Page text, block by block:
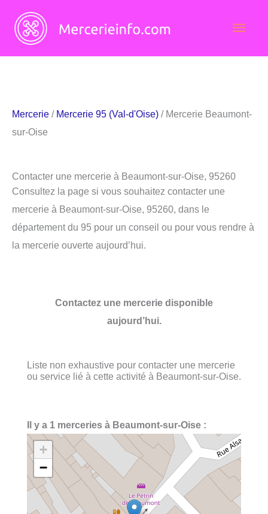
contenu
Mercerie / Mercerie 95 (Val-d'Oise) / Mercerie Beaumont-
sur-Oise
Contacter une mercerie à Beaumont-sur-Oise, 95260
Consultez la page si vous souhaitez contacter une
mercerie à Beaumont-sur-Oise, 95260, dans le
département du 95 pour un conseil ou pour vous rendre à
la mercerie ouverte aujourd’hui.
Contactez une mercerie disponible
aujourd’hui.
Liste non exhaustive pour contacter une mercerie
ou service lié à cette activité à Beaumont-sur-Oise.
Il y a 1 merceries à Beaumont-sur-Oise :
+
−